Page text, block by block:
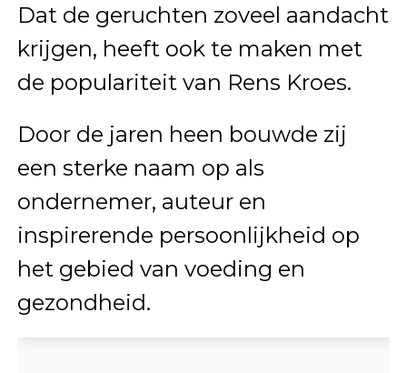
Dat de geruchten zoveel aandacht
krijgen, heeft ook te maken met
de populariteit van Rens Kroes.
Door de jaren heen bouwde zij
een sterke naam op als
ondernemer, auteur en
inspirerende persoonlijkheid op
het gebied van voeding en
gezondheid.